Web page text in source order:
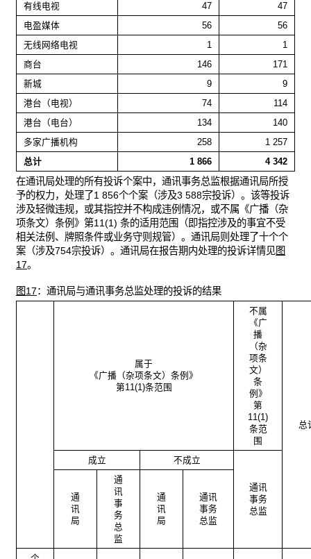
有线电视
47
47
电盈媒体
56
56
无线网络电视
1
1
商台
146
171
新城
9
9
港台（电视）
74
114
港台（电台）
134
140
多家广播机构
258
1 257
总计
1 866 4 342
在通讯局处理的所有投诉个案中，通讯事务总监根据通讯局所授
予的权力，处理了1 856个个案（涉及3 588宗投诉）。该等投诉
涉及轻微违规，或其指控并不构成违例情况，或不属《广播（杂
项条文）条例》第11(1) 条的适用范围（即指控涉及的事宜不受
相关法例、牌照条件或业务守则规管）。通讯局则处理了十个个
案（涉及754宗投诉）。通讯局在报告期内处理的投诉详情见图
17。
图17：通讯局与通讯事务总监处理的投诉的结果
属于
《广播（杂项条文）条例》
第11(1)条范围
不属
《广
播
（杂
项条
文）
条
例》
第
11(1)
条范
围
总
成立 不成立
通讯
事务
总监
通
讯
局
通
讯
事
务
总
监
通
讯
局
通讯
事务
总监